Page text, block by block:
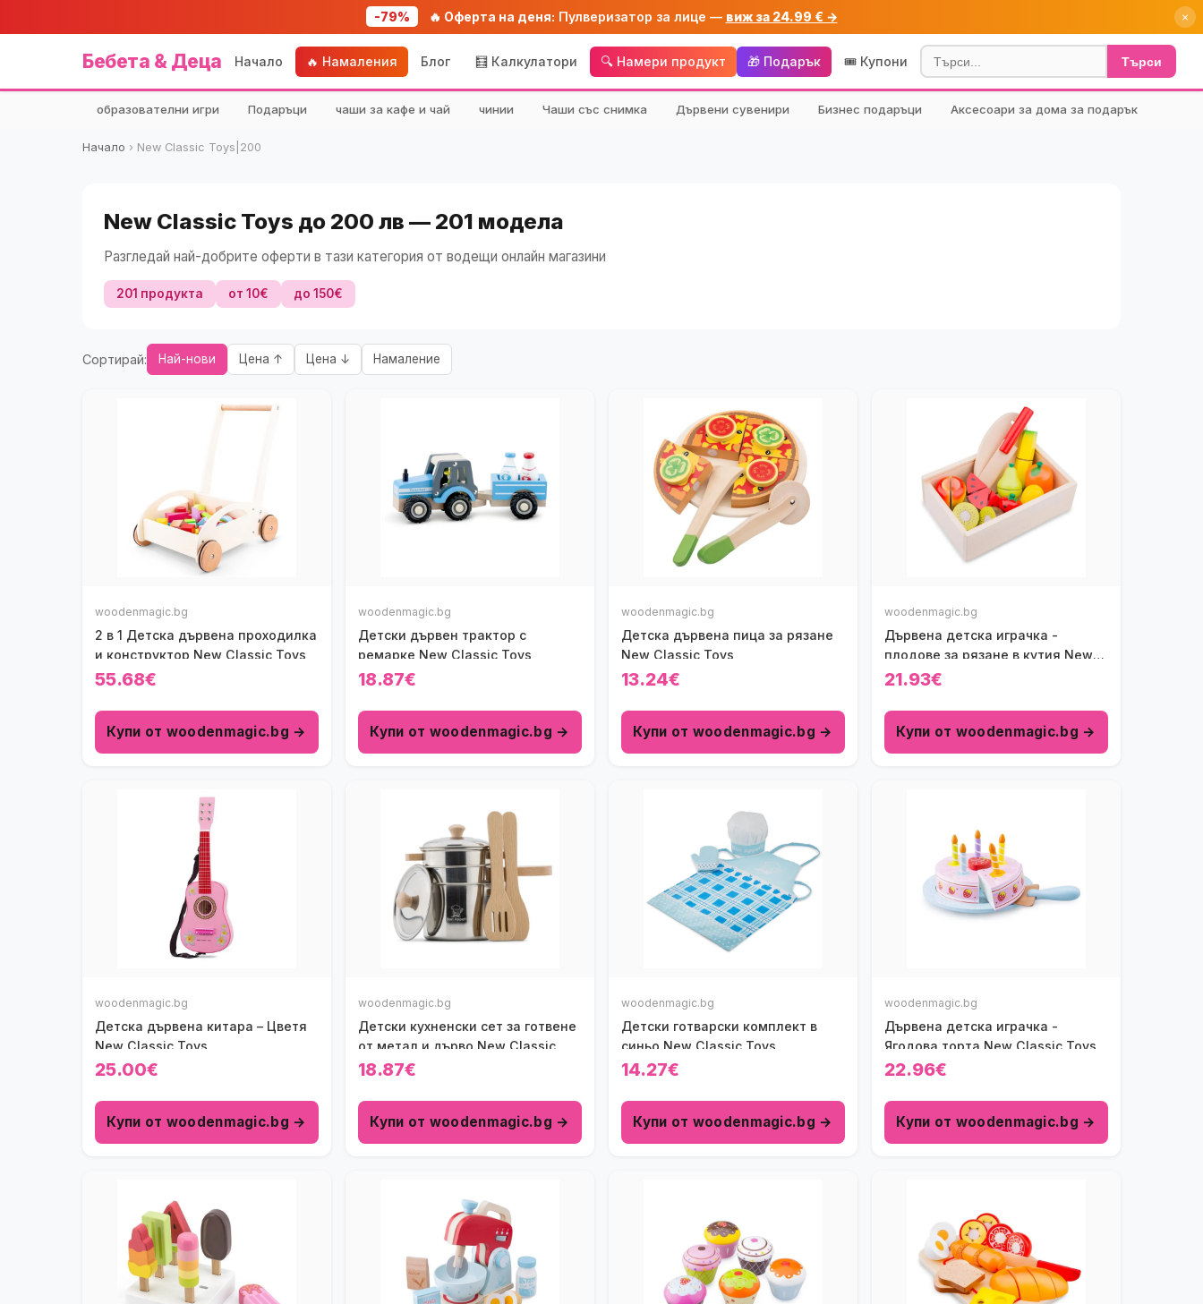
-79% 🔥 Оферта на деня: Пулверизатор за лице — виж за 24.99 € → ×
Бебета & Деца Начало 🔥 Намаления Блог 🧮 Калкулатори 🔍 Намери продукт 🎁 Подарък 🎟️ Купони Търси
образователни игри Подаръци чаши за кафе и чай чинии Чаши със снимка Дървени сувенири Бизнес подаръци Аксесоари за дома за подарък
Начало › New Classic Toys|200
New Classic Toys до 200 лв — 201 модела
Разгледай най-добрите оферти в тази категория от водещи онлайн магазини
201 продукта от 10€ до 150€
Сортирай: Най-нови Цена ↑ Цена ↓ Намаление
woodenmagic.bg
2 в 1 Детска дървена проходилка
и конструктор New Classic Toys
55.68€
Купи от woodenmagic.bg →
woodenmagic.bg
Детски дървен трактор с
ремарке New Classic Toys
18.87€
Купи от woodenmagic.bg →
woodenmagic.bg
Детска дървена пица за рязане
New Classic Toys
13.24€
Купи от woodenmagic.bg →
woodenmagic.bg
Дървена детска играчка -
плодове за рязане в кутия New
Classic Toys
21.93€
Купи от woodenmagic.bg →
woodenmagic.bg
Детска дървена китара – Цветя
New Classic Toys
25.00€
Купи от woodenmagic.bg →
woodenmagic.bg
Детски кухненски сет за готвене
от метал и дърво New Classic
Toys
18.87€
Купи от woodenmagic.bg →
woodenmagic.bg
Детски готварски комплект в
синьо New Classic Toys
14.27€
Купи от woodenmagic.bg →
woodenmagic.bg
Дървена детска играчка -
Ягодова торта New Classic Toys
22.96€
Купи от woodenmagic.bg →